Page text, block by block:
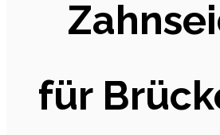
für